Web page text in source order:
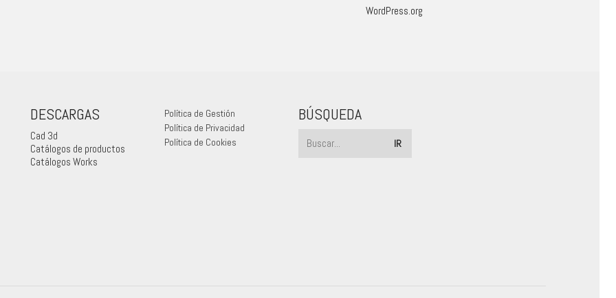
WordPress.org
DESCARGAS
Cad 3d
Catálogos de productos
Catálogos Works
Política de Gestión
Política de Privacidad
Política de Cookies
BÚSQUEDA